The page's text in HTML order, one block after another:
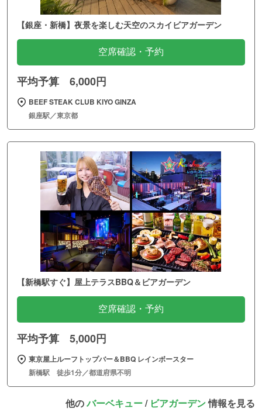
【銀座・新橋】夜景を楽しむ天空のスカイビアガーデン
空席確認・予約
平均予算 6,000円
BEEF STEAK CLUB KIYO GINZA
銀座駅／東京都
【新橋駅すぐ】屋上テラスBBQ＆ビアガーデン
空席確認・予約
平均予算 5,000円
東京屋上ルーフトップバー＆BBQ レインボースター
新橋駅 徒歩1分／都道府県不明
他のバーベキュー/ ビアガーデン情報を見る